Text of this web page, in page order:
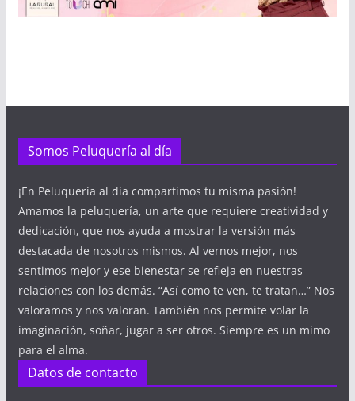
Somos Peluquería al día
¡En Peluquería al día compartimos tu misma pasión!
Amamos la peluquería, un arte que requiere creatividad y
dedicación, que nos ayuda a mostrar la versión más
destacada de nosotros mismos. Al vernos mejor, nos
sentimos mejor y ese bienestar se refleja en nuestras
relaciones con los demás. “Así como te ven, te tratan…” Nos
valoramos y nos valoran. También nos permite volar la
imaginación, soñar, jugar a ser otros. Siempre es un mimo
para el alma.
Datos de contacto